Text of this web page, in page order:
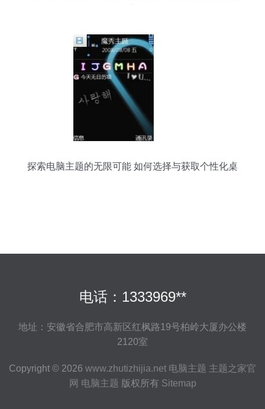
探索电脑主题的无限可能 如何选择与获取个性化桌
电话：1333969**
地址：安徽省合肥市高新区红枫路19号柏岭大厦办公楼
2120室
Copyright © 2026 www.zhutizhijia.net 电脑主题 主题之家官
网 电脑主题 版权所有 Sitemap